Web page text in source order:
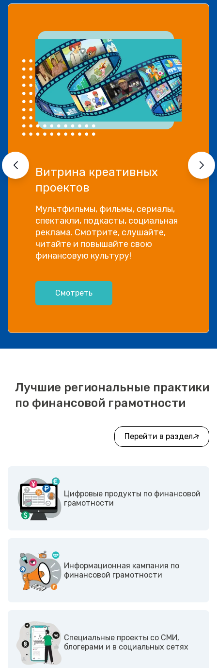
Витрина креативных
проектов
Мультфильмы, фильмы, сериалы,
спектакли, подкасты, социальная
реклама. Смотрите, слушайте,
читайте и повышайте свою
финансовую культуру!
Смотреть
Лучшие региональные практики
по финансовой грамотности
Перейти в раздел
Цифровые продукты по финансовой
грамотности
Информационная кампания по
финансовой грамотности
Cпециальные проекты со СМИ,
блогерами и в социальных сетях